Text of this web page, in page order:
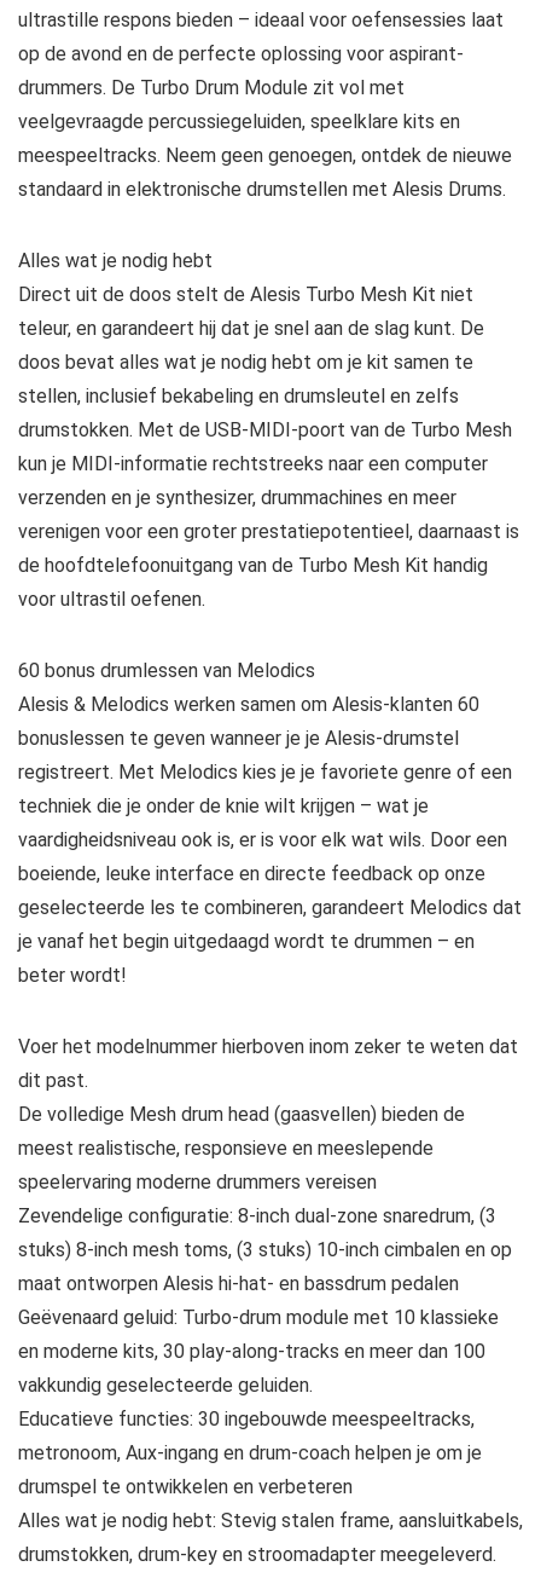
ultrastille respons bieden – ideaal voor oefensessies laat
op de avond en de perfecte oplossing voor aspirant-
drummers. De Turbo Drum Module zit vol met
veelgevraagde percussiegeluiden, speelklare kits en
meespeeltracks. Neem geen genoegen, ontdek de nieuwe
standaard in elektronische drumstellen met Alesis Drums.
Alles wat je nodig hebt
Direct uit de doos stelt de Alesis Turbo Mesh Kit niet
teleur, en garandeert hij dat je snel aan de slag kunt. De
doos bevat alles wat je nodig hebt om je kit samen te
stellen, inclusief bekabeling en drumsleutel en zelfs
drumstokken. Met de USB-MIDI-poort van de Turbo Mesh
kun je MIDI-informatie rechtstreeks naar een computer
verzenden en je synthesizer, drummachines en meer
verenigen voor een groter prestatiepotentieel, daarnaast is
de hoofdtelefoonuitgang van de Turbo Mesh Kit handig
voor ultrastil oefenen.
60 bonus drumlessen van Melodics
Alesis & Melodics werken samen om Alesis-klanten 60
bonuslessen te geven wanneer je je Alesis-drumstel
registreert. Met Melodics kies je je favoriete genre of een
techniek die je onder de knie wilt krijgen – wat je
vaardigheidsniveau ook is, er is voor elk wat wils. Door een
boeiende, leuke interface en directe feedback op onze
geselecteerde les te combineren, garandeert Melodics dat
je vanaf het begin uitgedaagd wordt te drummen – en
beter wordt!
Voer het modelnummer hierboven inom zeker te weten dat
dit past.
De volledige Mesh drum head (gaasvellen) bieden de
meest realistische, responsieve en meeslepende
speelervaring moderne drummers vereisen
Zevendelige configuratie: 8-inch dual-zone snaredrum, (3
stuks) 8-inch mesh toms, (3 stuks) 10-inch cimbalen en op
maat ontworpen Alesis hi-hat- en bassdrum pedalen
Geëvenaard geluid: Turbo-drum module met 10 klassieke
en moderne kits, 30 play-along-tracks en meer dan 100
vakkundig geselecteerde geluiden.
Educatieve functies: 30 ingebouwde meespeeltracks,
metronoom, Aux-ingang en drum-coach helpen je om je
drumspel te ontwikkelen en verbeteren
Alles wat je nodig hebt: Stevig stalen frame, aansluitkabels,
drumstokken, drum-key en stroomadapter meegeleverd.